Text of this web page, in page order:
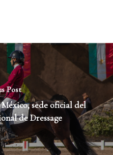
Post
sede oficial del
de Dressage